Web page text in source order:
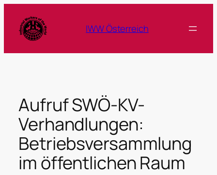
Inhalt
springen
IWW Österreich
Aufruf SWÖ-KV-
Verhandlungen:
Betriebsversammlung
im öffentlichen Raum